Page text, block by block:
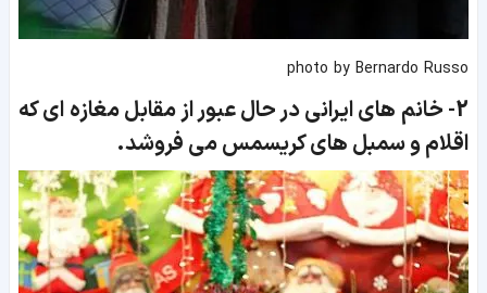
photo by Bernardo Russo
2- خانم های ایرانی در حال عبور از مقابل مغازه ای که
اقلام و سمبل های کریسمس می فروشد.